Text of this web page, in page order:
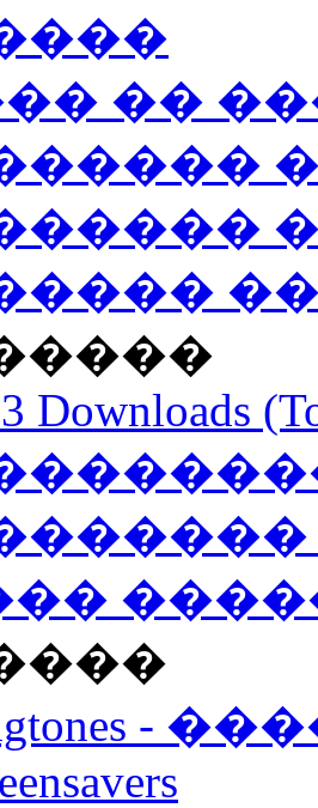
��
Downloads
-